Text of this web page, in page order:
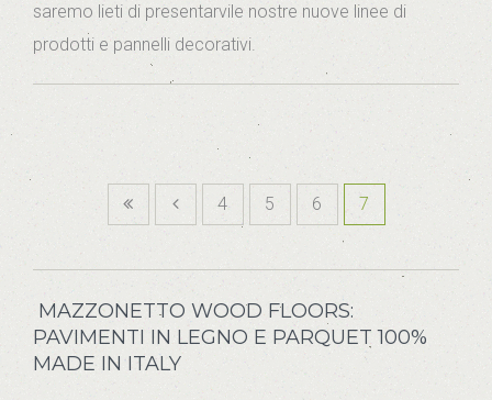
saremo lieti di presentarvile nostre nuove linee di
prodotti e pannelli decorativi.
4 5 6 7
MAZZONETTO WOOD FLOORS:
PAVIMENTI IN LEGNO E PARQUET 100%
MADE IN ITALY